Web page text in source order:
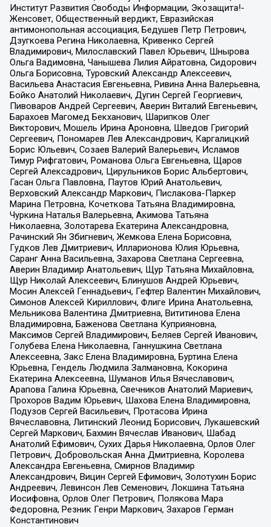
Институт Развития Свободы Информации, Экозащита!-
Женсовет, Общественный вердикт, Евразийская
антимонопольная ассоциация, Бедушев Петр Петрович,
Дзугкоева Регина Николаевна, Кривенко Сергей
Владимирович, Милославский Павел Юрьевич, Шнырова
Ольга Вадимовна, Чанышева Лилия Айратовна, Сидорович
Ольга Борисовна, Туровский Александр Алексеевич,
Васильева Анастасия Евгеньевна, Ривина Анна Валерьевна,
Бойко Анатолий Николаевич, Дугин Сергей Георгиевич,
Пивоваров Андрей Сергеевич, Аверин Виталий Евгеньевич,
Барахоев Магомед Бекханович, Шарипков Олег
Викторович, Мошель Ирина Ароновна, Шведов Григорий
Сергеевич, Пономарев Лев Александрович, Каргалицкий
Борис Юльевич, Созаев Валерий Валерьевич, Исламов
Тимур Рифгатович, Романова Ольга Евгеньевна, Щаров
Сергей Алексадрович, Цирульников Борис Альбертович,
Гасан Ольга Павловна, Паутов Юрий Анатольевич,
Верховский Александр Маркович, Пислакова-Паркер
Марина Петровна, Кочеткова Татьяна Владимировна,
Чуркина Наталья Валерьевна, Акимова Татьяна
Николаевна, Золотарева Екатерина Александровна,
Рачинский Ян Збигневич, Жемкова Елена Борисовна,
Гудков Лев Дмитриевич, Илларионова Юлия Юрьевна,
Саранг Анна Васильевна, Захарова Светлана Сергеевна,
Аверин Владимир Анатольевич, Щур Татьяна Михайловна,
Щур Николай Алексеевич, Блинушов Андрей Юрьевич,
Мосин Алексей Геннадьевич, Гефтер Валентин Михайлович,
Симонов Алексей Кириллович, Флиге Ирина Анатольевна,
Мельникова Валентина Дмитриевна, Вититинова Елена
Владимировна, Баженова Светлана Куприяновна,
Максимов Сергей Владимирович, Беляев Сергей Иванович,
Голубева Елена Николаевна, Ганнушкина Светлана
Алексеевна, Закс Елена Владимировна, Буртина Елена
Юрьевна, Гендель Людмила Залмановна, Кокорина
Екатерина Алексеевна, Шуманов Илья Вячеславович,
Арапова Галина Юрьевна, Свечников Анатолий Мариевич,
Прохоров Вадим Юрьевич, Шахова Елена Владимировна,
Подузов Сергей Васильевич, Протасова Ирина
Вячеславовна, Литинский Леонид Борисович, Лукашевский
Сергей Маркович, Бахмин Вячеслав Иванович, Шабад
Анатолий Ефимович, Сухих Дарья Николаевна, Орлов Олег
Петрович, Добровольская Анна Дмитриевна, Королева
Александра Евгеньевна, Смирнов Владимир
Александрович, Вицин Сергей Ефимович, Золотухин Борис
Андреевич, Левинсон Лев Семенович, Локшина Татьяна
Иосифовна, Орлов Олег Петрович, Полякова Мара
Федоровна, Резник Генри Маркович, Захаров Герман
Константинович